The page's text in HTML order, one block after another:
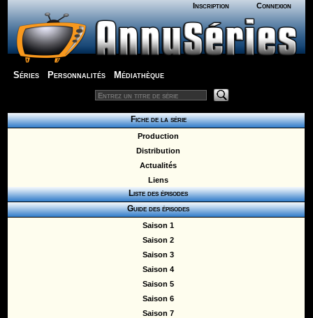
Inscription Connexion
Séries Personnalités Médiathèque
Fiche de la série
Production
Distribution
Actualités
Liens
Liste des épisodes
Guide des épisodes
Saison 1
Saison 2
Saison 3
Saison 4
Saison 5
Saison 6
Saison 7